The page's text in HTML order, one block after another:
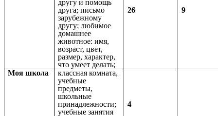
другу и помощь
друга; письмо
зарубежному
другу; любимое
домашнее
животное: имя,
возраст, цвет,
размер, характер,
что умеет делать;
26 9
Моя школа
классная комната,
учебные
предметы,
школьные
принадлежности;
учебные занятия
4